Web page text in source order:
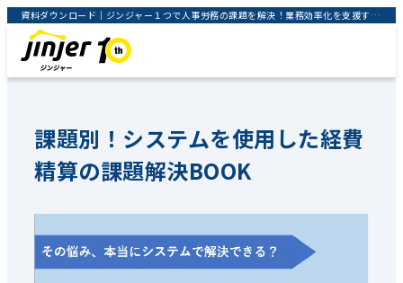
資料ダウンロード｜ジンジャー１つで人事労務の課題を解決！業務効率化を支援するクラウドサービス｜jinjer株式会社
課題別！システムを使用した経費
精算の課題解決BOOK